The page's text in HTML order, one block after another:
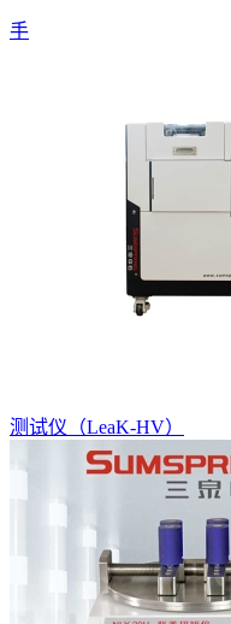
手
测试仪（LeaK-HV）